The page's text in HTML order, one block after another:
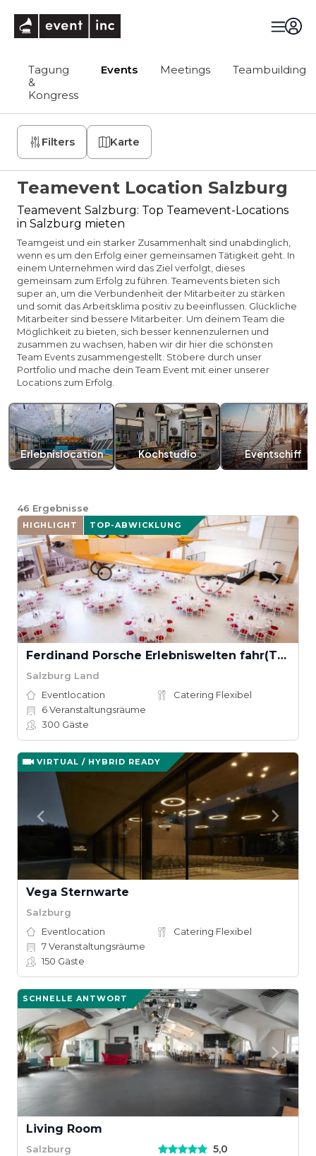
Tagung
&
Kongress
Events Meetings Teambuilding
Filters Karte
Teamevent Location Salzburg
Teamevent Salzburg: Top Teamevent-Locations
in Salzburg mieten
Teamgeist und ein starker Zusammenhalt sind unabdinglich,
wenn es um den Erfolg einer gemeinsamen Tätigkeit geht. In
einem Unternehmen wird das Ziel verfolgt, dieses
gemeinsam zum Erfolg zu führen. Teamevents bieten sich
super an, um die Verbundenheit der Mitarbeiter zu stärken
und somit das Arbeitsklima positiv zu beeinflussen. Glückliche
Mitarbeiter sind bessere Mitarbeiter. Um deinem Team die
Möglichkeit zu bieten, sich besser kennenzulernen und
zusammen zu wachsen, haben wir dir hier die schönsten
Team Events zusammengestellt. Stöbere durch unser
Portfolio und mache dein Team Event mit einer unserer
Locations zum Erfolg.
Erlebnislocation Kochstudio Eventschiff
46 Ergebnisse
HIGHLIGHT TOP-ABWICKLUNG
Ferdinand Porsche Erlebniswelten fahr(T)raum
Salzburg Land
Eventlocation
Catering Flexibel
6Veranstaltungsräume
300 Gäste
VIRTUAL / HYBRID READY
Vega Sternwarte
Salzburg
Eventlocation
Catering Flexibel
7Veranstaltungsräume
150 Gäste
SCHNELLE ANTWORT
Living Room
Salzburg 5,0